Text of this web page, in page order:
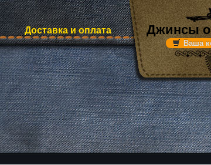
Доставка и оплата Джинсы
Ваша